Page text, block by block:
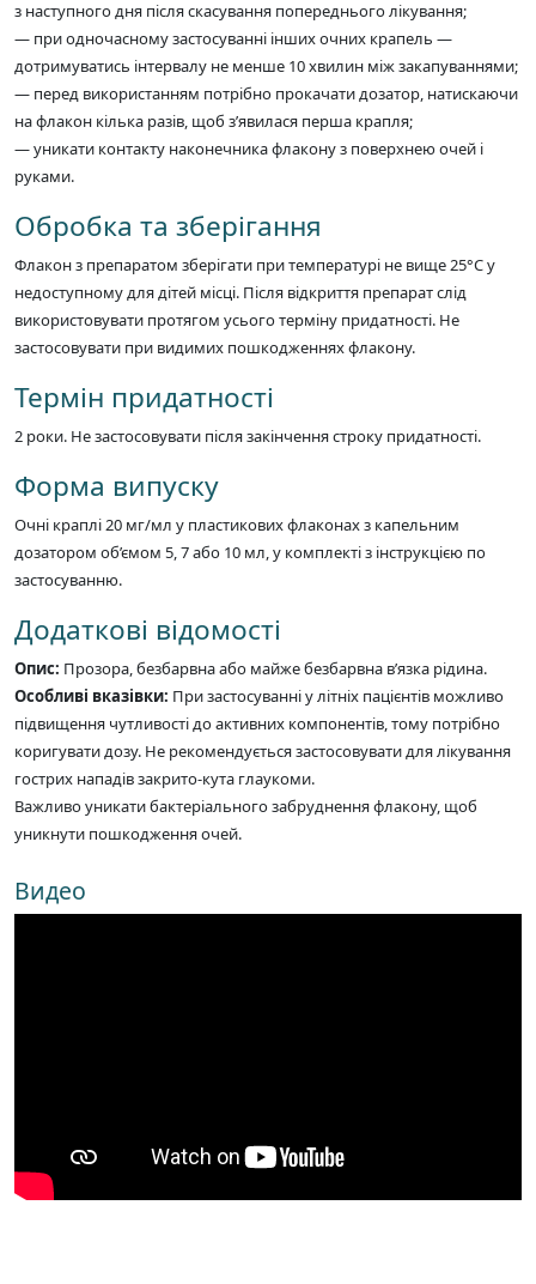
з наступного дня після скасування попереднього лікування;
— при одночасному застосуванні інших очних крапель —
дотримуватись інтервалу не менше 10 хвилин між закапуваннями;
— перед використанням потрібно прокачати дозатор, натискаючи
на флакон кілька разів, щоб з’явилася перша крапля;
— уникати контакту наконечника флакону з поверхнею очей і
руками.
Обробка та зберігання
Флакон з препаратом зберігати при температурі не вище 25°C у
недоступному для дітей місці. Після відкриття препарат слід
використовувати протягом усього терміну придатності. Не
застосовувати при видимих пошкодженнях флакону.
Термін придатності
2 роки. Не застосовувати після закінчення строку придатності.
Форма випуску
Очні краплі 20 мг/мл у пластикових флаконах з капельним
дозатором об’ємом 5, 7 або 10 мл, у комплекті з інструкцією по
застосуванню.
Додаткові відомості
Опис: Прозора, безбарвна або майже безбарвна в’язка рідина.
Особливі вказівки: При застосуванні у літніх пацієнтів можливо
підвищення чутливості до активних компонентів, тому потрібно
коригувати дозу. Не рекомендується застосовувати для лікування
гострих нападів закрито-кута глаукоми.
Важливо уникати бактеріального забруднення флакону, щоб
уникнути пошкодження очей.
Видео